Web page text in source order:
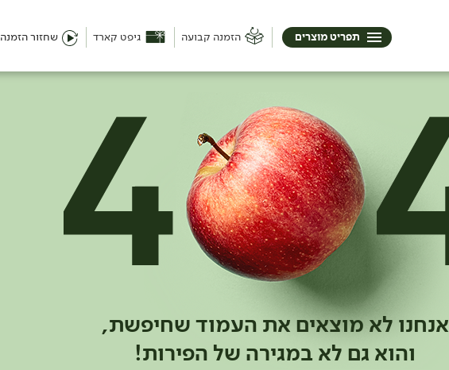
הזמנה קבועה גיפט קארד שחזור הזמנה תפריט מוצרים
אנחנו לא מוצאים את העמוד שחיפשת,
והוא גם לא במגירה של הפירות!